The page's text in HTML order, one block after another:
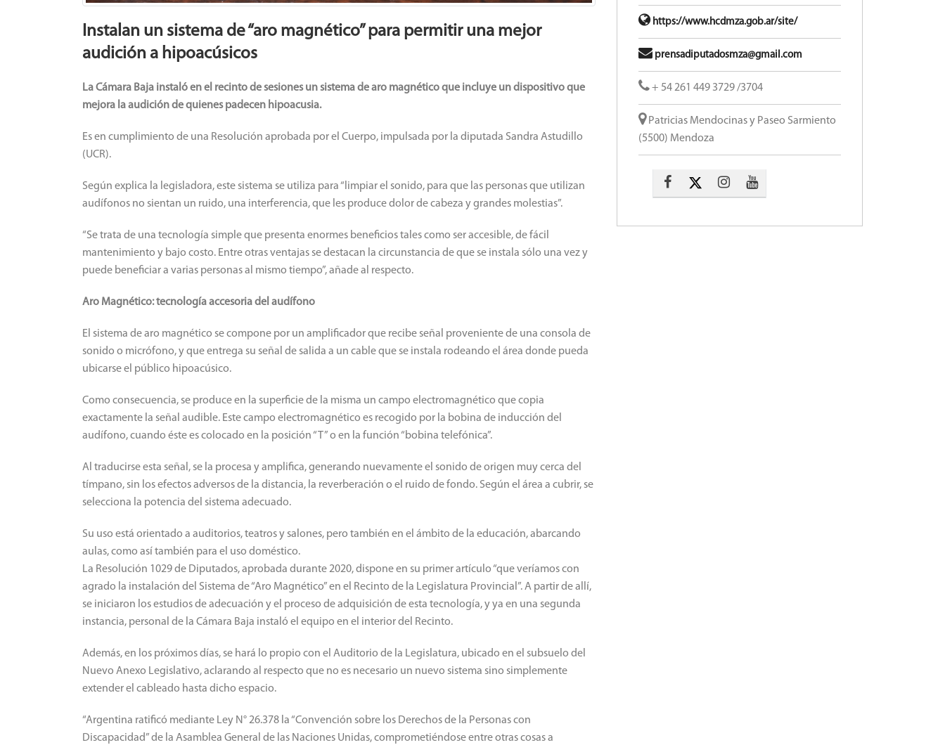
Instalan un sistema de “aro magnético” para permitir una mejor
audición a hipoacúsicos
La Cámara Baja instaló en el recinto de sesiones un sistema de aro magnético que incluye un dispositivo que
mejora la audición de quienes padecen hipoacusia.
Es en cumplimiento de una Resolución aprobada por el Cuerpo, impulsada por la diputada Sandra Astudillo
(UCR).
Según explica la legisladora, este sistema se utiliza para “limpiar el sonido, para que las personas que utilizan
audífonos no sientan un ruido, una interferencia, que les produce dolor de cabeza y grandes molestias”.
“Se trata de una tecnología simple que presenta enormes beneficios tales como ser accesible, de fácil
mantenimiento y bajo costo. Entre otras ventajas se destacan la circunstancia de que se instala sólo una vez y
puede beneficiar a varias personas al mismo tiempo”, añade al respecto.
Aro Magnético: tecnología accesoria del audífono
El sistema de aro magnético se compone por un amplificador que recibe señal proveniente de una consola de
sonido o micrófono, y que entrega su señal de salida a un cable que se instala rodeando el área donde pueda
ubicarse el público hipoacúsico.
Como consecuencia, se produce en la superficie de la misma un campo electromagnético que copia
exactamente la señal audible. Este campo electromagnético es recogido por la bobina de inducción del
audífono, cuando éste es colocado en la posición “T” o en la función “bobina telefónica”.
Al traducirse esta señal, se la procesa y amplifica, generando nuevamente el sonido de origen muy cerca del
tímpano, sin los efectos adversos de la distancia, la reverberación o el ruido de fondo. Según el área a cubrir, se
selecciona la potencia del sistema adecuado.
Su uso está orientado a auditorios, teatros y salones, pero también en el ámbito de la educación, abarcando
aulas, como así también para el uso doméstico.
La Resolución 1029 de Diputados, aprobada durante 2020, dispone en su primer artículo “que veríamos con
agrado la instalación del Sistema de “Aro Magnético” en el Recinto de la Legislatura Provincial”. A partir de allí,
se iniciaron los estudios de adecuación y el proceso de adquisición de esta tecnología, y ya en una segunda
instancia, personal de la Cámara Baja instaló el equipo en el interior del Recinto.
Además, en los próximos días, se hará lo propio con el Auditorio de la Legislatura, ubicado en el subsuelo del
Nuevo Anexo Legislativo, aclarando al respecto que no es necesario un nuevo sistema sino simplemente
extender el cableado hasta dicho espacio.
“Argentina ratificó mediante Ley N° 26.378 la “Convención sobre los Derechos de la Personas con
Discapacidad” de la Asamblea General de las Naciones Unidas, comprometiéndose entre otras cosas a
https://www.hcdmza.gob.ar/site/
prensadiputadosmza@gmail.com
+ 54 261 449 3729 /3704
Patricias Mendocinas y Paseo Sarmiento
(5500) Mendoza